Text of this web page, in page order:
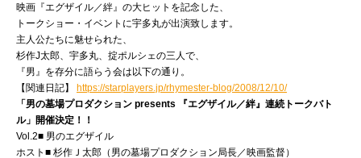
11 カンフーパンダ
12 リダクテッド 真実の価値
13 おろち
14 ノーカントリー
15 ミラクル7号
16 崖の上のポニョ
17 私は貝になりたい
18 その日のまえに
19 片腕マシンガール
しまおさんvs五月女ケイ子先生のトークショーを見学。
（同日20時49分）
司会の杉作さんが、ある意味このとき級
https://starplayers.jp/rhymester-blog/2007/12/12/
映画『エグザイル／絆』の大ヒットを記念した、
トークショー・イベントに宇多丸が出演致します。
主人公たちに魅せられた、
杉作J太郎、宇多丸、掟ポルシェの三人で、
『男』を存分に語らう会は以下の通り。
【関連日記】 https://starplayers.jp/rhymester-blog/2008/12/10/
「男の墓場プロダクション presents 『エグザイル／絆』連続トークバト
ル」開催決定！！
Vol.2■ 男のエグザイル
ホスト■ 杉作Ｊ太郎（男の墓場プロダクション局長／映画監督）